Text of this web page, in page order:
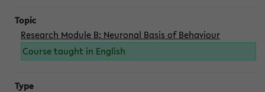
Research Module B: Neuronal Basis of Behaviour
Course taught in English